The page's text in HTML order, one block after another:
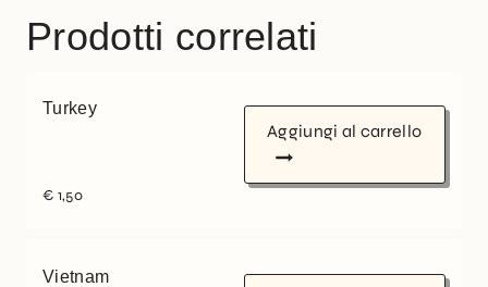
Prodotti correlati
Turkey
€ 1,50
Aggiungi al carrello
Vietnam